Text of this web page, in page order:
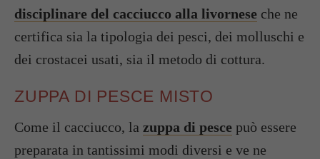
disciplinare del cacciucco alla livornese che ne
certifica sia la tipologia dei pesci, dei molluschi e
dei crostacei usati, sia il metodo di cottura.
ZUPPA DI PESCE MISTO
Come il cacciucco, la zuppa di pesce può essere
preparata in tantissimi modi diversi e ve ne